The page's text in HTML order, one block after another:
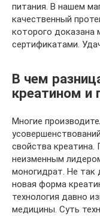
питания. В нашем
качественный
которого доказана
сертификатами.
В чем
креатином и
Многие
свойства
неизменным
моногидрат. Не
новая форма
технология давно
медицины. Суть